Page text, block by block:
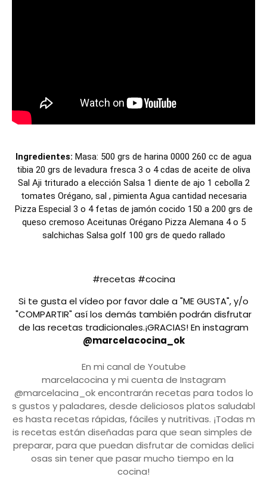
Ingredientes: Masa: 500 grs de harina 0000 260 cc de agua
tibia 20 grs de levadura fresca 3 o 4 cdas de aceite de oliva
Sal Aji triturado a elección Salsa 1 diente de ajo 1 cebolla 2
tomates Orégano, sal , pimienta Agua cantidad necesaria
Pizza Especial 3 o 4 fetas de jamón cocido 150 a 200 grs de
queso cremoso Aceitunas Orégano Pizza Alemana 4 o 5
salchichas Salsa golf 100 grs de quedo rallado
#recetas #cocina
Si te gusta el vídeo por favor dale a "ME GUSTA", y/o
"COMPARTIR" así los demás también podrán disfrutar
de las recetas tradicionales.¡GRACIAS! En instagram
@marcelacocina_ok
En mi canal de Youtube
marcelacocina ymi cuenta de Instagram
@marcelacina_okencontrarán recetas para todos lo
s gustos ypaladares,desde deliciosos platos saludabl
es hasta recetas rápidas,fáciles ynutritivas. ¡Todas m
is recetas están diseñadas para que sean simples de
preparar,para que puedan disfrutarde comidas delici
osas sin tenerque pasarmucho tiempo en la
cocina!